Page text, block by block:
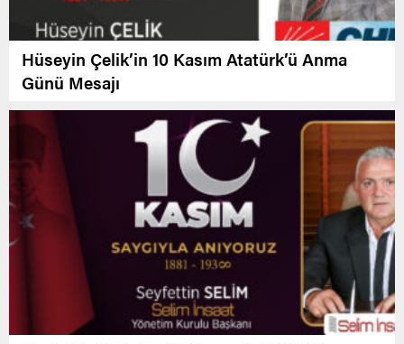
Hüseyin Çelik’in 10 Kasım Atatürk’ü Anma
Günü Mesajı